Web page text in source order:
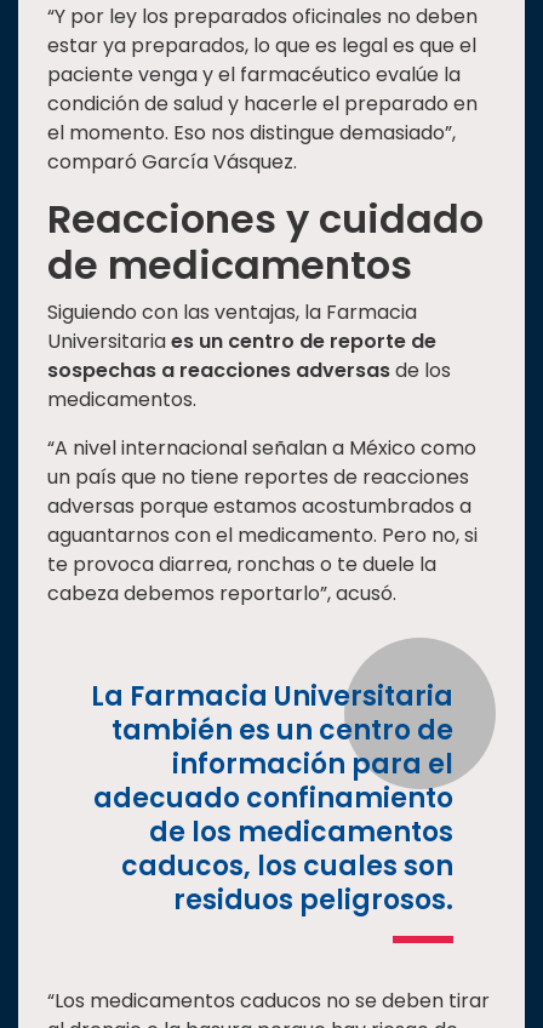
“Y por ley los preparados oficinales no deben
estar ya preparados, lo que es legal es que el
paciente venga y el farmacéutico evalúe la
condición de salud y hacerle el preparado en
el momento. Eso nos distingue demasiado”,
comparó García Vásquez.
Reacciones y cuidado
de medicamentos
Siguiendo con las ventajas, la Farmacia
Universitariaes un centro de reporte de
sospechas a reacciones adversasde los
medicamentos.
“A nivel internacional señalan a México como
un país que no tiene reportes de reacciones
adversas porque estamos acostumbrados a
aguantarnos con el medicamento. Pero no, si
te provoca diarrea, ronchas o te duele la
cabeza debemos reportarlo”, acusó.
La Farmacia Universitaria
también es un centro de
información para el
adecuado confinamiento
de los medicamentos
caducos, los cuales son
residuos peligrosos.
“Los medicamentos caducos no se deben tirar